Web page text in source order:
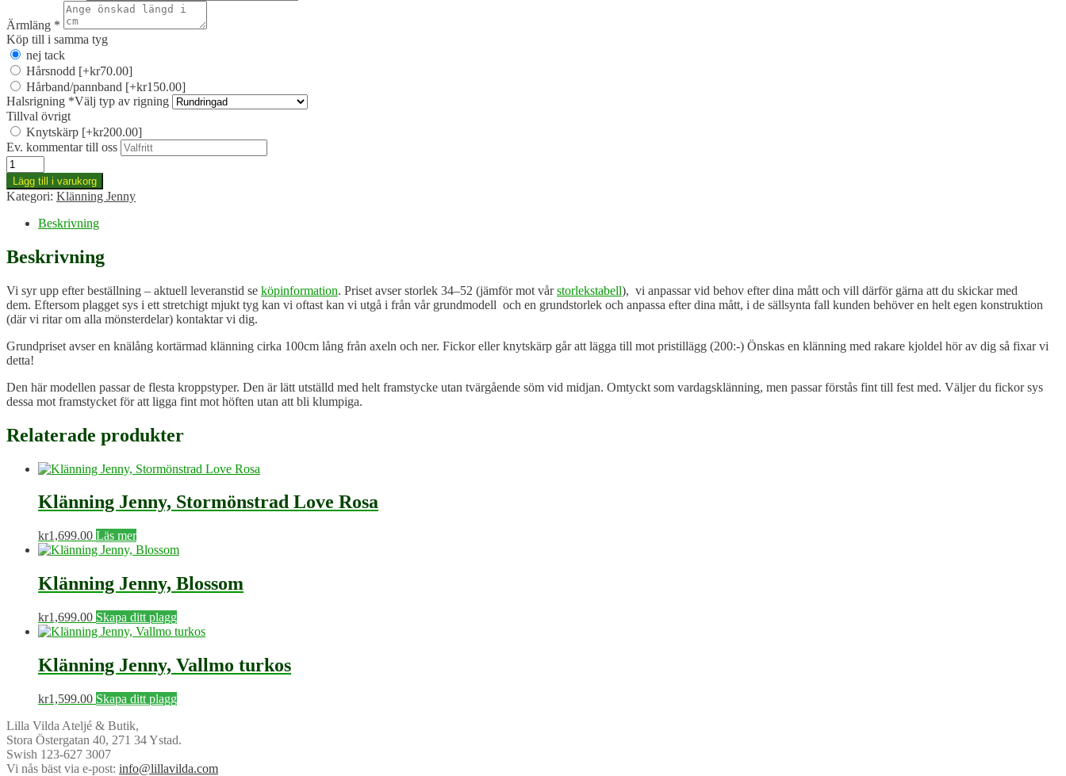
Ärmläng *
Köp till i samma tyg
nej tack
Hårsnodd [+kr70.00]
Hårband/pannband [+kr150.00]
Halsrigning *Välj typ av rigning
Tillval övrigt
Knytskärp [+kr200.00]
Ev. kommentar till oss
Klänning
Jenny,
Eva
vin
mängd
Lägg till i varukorg
Kategori: Klänning Jenny
Beskrivning
Beskrivning
Vi syr upp efter beställning – aktuell leveranstid se köpinformation. Priset avser storlek 34–52 (jämför mot vårstorlekstabell), vi anpassar vid behov efter dina mått och vill därför gärna att du skickar med
dem. Eftersom plagget sys i ett stretchigt mjukt tyg kan vi oftast kan vi utgå i från vår grundmodell och en grundstorlek och anpassa efter dina mått, i de sällsynta fall kunden behöver en helt egen konstruktion
(där vi ritar om alla mönsterdelar) kontaktar vi dig.
Grundpriset avser en knälång kortärmad klänning cirka 100cm lång från axeln och ner. Fickor eller knytskärp går att lägga till mot pristillägg (200:-) Önskas en klänning med rakare kjoldel hör av dig så fixar vi
detta!
Den här modellen passar de flesta kroppstyper. Den är lätt utställd med helt framstycke utan tvärgående söm vid midjan. Omtyckt som vardagsklänning, men passar förstås fint till fest med. Väljer du fickor sys
dessa mot framstycket för att ligga fint mot höften utan att bli klumpiga.
Relaterade produkter
Klänning Jenny, Stormönstrad Love Rosa
kr1,699.00 Läs mer
Klänning Jenny, Blossom
kr1,699.00 Skapa ditt plagg
Klänning Jenny, Vallmo turkos
kr1,599.00 Skapa ditt plagg
Lilla Vilda Ateljé & Butik,
Stora Östergatan 40, 271 34 Ystad.
Swish 123-627 3007
Vi nås bäst via e-post: info@lillavilda.com